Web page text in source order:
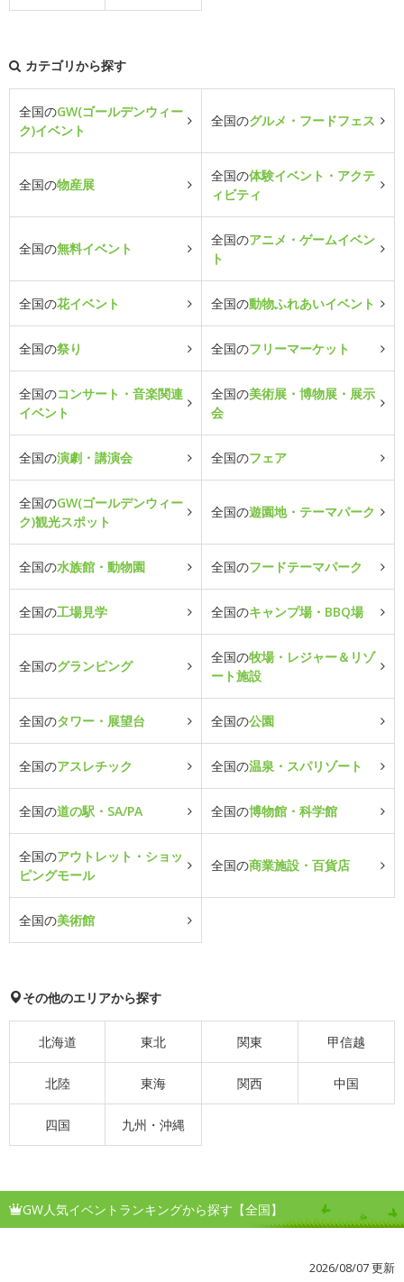
カテゴリから探す
全国のGW(ゴールデンウィー
ク)イベント
全国のグルメ・フードフェス
全国の物産展
全国の体験イベント・アクテ
ィビティ
全国の無料イベント
全国のアニメ・ゲームイベン
ト
全国の花イベント 全国の動物ふれあいイベント
全国の祭り 全国のフリーマーケット
全国のコンサート・音楽関連
イベント
全国の美術展・博物展・展示
会
全国の演劇・講演会 全国のフェア
全国のGW(ゴールデンウィー
ク)観光スポット
全国の遊園地・テーマパーク
全国の水族館・動物園 全国のフードテーマパーク
全国の工場見学 全国のキャンプ場・BBQ場
全国のグランピング
全国の牧場・レジャー＆リゾ
ート施設
全国のタワー・展望台 全国の公園
全国のアスレチック 全国の温泉・スパリゾート
全国の道の駅・SA/PA 全国の博物館・科学館
全国のアウトレット・ショッ
ピングモール
全国の商業施設・百貨店
全国の美術館
その他のエリアから探す
北海道 東北 関東 甲信越
北陸 東海 関西 中国
四国 九州・沖縄
GW人気イベントランキングから探す【全国】
2026/08/07 更新